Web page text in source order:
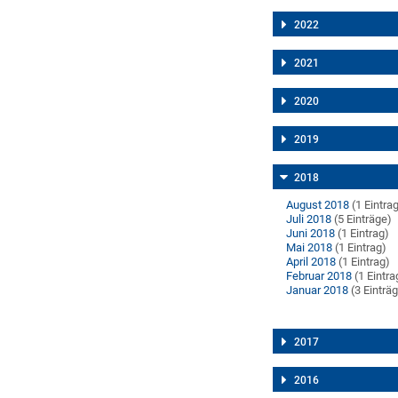
2022
2021
2020
2019
2018
August 2018 (1
Juli 2018 (5 Einträge)
Juni 2018 (1 Eintrag)
Mai 2018 (1 Eintrag)
April 2018 (1 Eintrag)
Februar 2018 (1
Januar 2018 (3
2017
2016